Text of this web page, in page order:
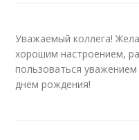
Уважаемый коллега!
хорошим настроением,
пользоваться
днем рождения!